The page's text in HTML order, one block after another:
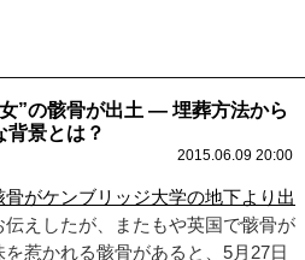
”の骸骨が出土 ― 埋葬方法から
背景とは？
2015.06.09 20:00
骨がケンブリッジ大学の地下より出
伝えしたが、またもや英国で骸骨が
惹かれる骸骨があると、5月27日